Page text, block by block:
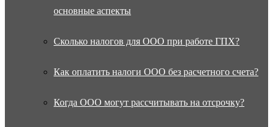
основные аспекты
Сколько налогов для ООО при работе ГПХ?
Как оплатить налоги ООО без расчетного счета?
Когда ООО могут рассчитывать на отсрочку?